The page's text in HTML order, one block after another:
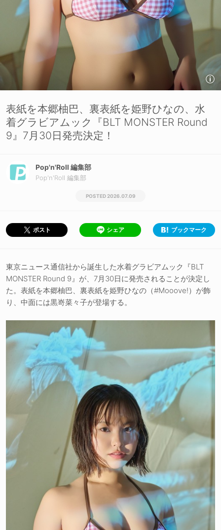
表紙を本郷柚巴、裏表紙を姫野ひなの、水
着グラビアムック『BLT MONSTER Round
9』7月30日発売決定！
Pop'n'Roll 編集部
Pop'n'Roll 編集部
2026.07.09
ポスト シェア ブックマーク
東京ニュース通信社から誕生した水着グラビアムック『BLT
MONSTER Round 9』が、7月30日に発売されることが決定し
た。表紙を本郷柚巴、裏表紙を姫野ひなの（#Mooove!）が飾
り、中面には黒嵜菜々子が登場する。